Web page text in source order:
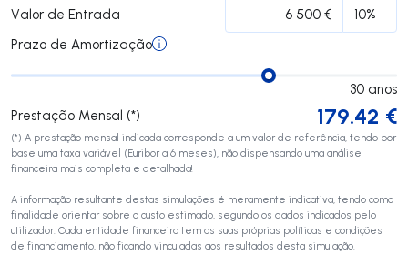
Valor de Entrada
Prazo de Amortização
30 anos
Prestação Mensal (*)
179.42 €
(*) A prestação mensal indicada corresponde a um valor de referência, tendo por
base uma taxa variável (Euribor a 6 meses), não dispensando uma análise
financeira mais completa e detalhada!
A informação resultante destas simulações é meramente indicativa, tendo como
finalidade orientar sobre o custo estimado, segundo os dados indicados pelo
utilizador. Cada entidade financeira tem as suas próprias políticas e condições
de financiamento, não ficando vinculadas aos resultados desta simulação.